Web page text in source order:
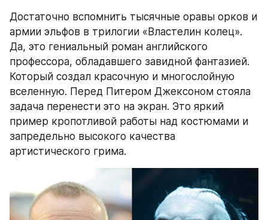
Достаточно вспомнить тысячные оравы орков и
армии эльфов в трилогии «Властелин колец».
Да, это гениальный роман английского
профессора, обладавшего завидной фантазией.
Который создал красочную и многослойную
вселенную. Перед Питером Джексоном стояла
задача перенести это на экран. Это яркий
пример кропотливой работы над костюмами и
запредельно высокого качества
артистического грима.